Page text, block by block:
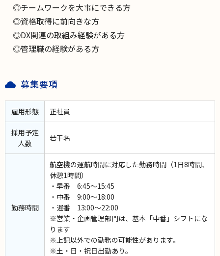
◎チームワークを大事にできる方
◎資格取得に前向きな方
◎DX関連の取組み経験がある方
◎管理職の経験がある方
募集要項
雇用形態 正社員
採用予定
人数
若干名
勤務時間
航空機の運航時間に対応した勤務時間（1日8時間、
休憩1時間）
・早番 6:45～15:45
・中番 9:00～18:00
・遅番 13:00～22:00
※営業・企画管理部門は、基本「中番」シフトにな
ります
※上記以外での勤務の可能性があります。
※土・日・祝日出勤あり。